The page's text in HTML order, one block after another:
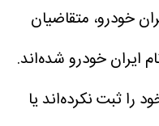
خودرو، متقاضیان
ایران خودرو شده‌اند.
را ثبت نکرده‌اند یا